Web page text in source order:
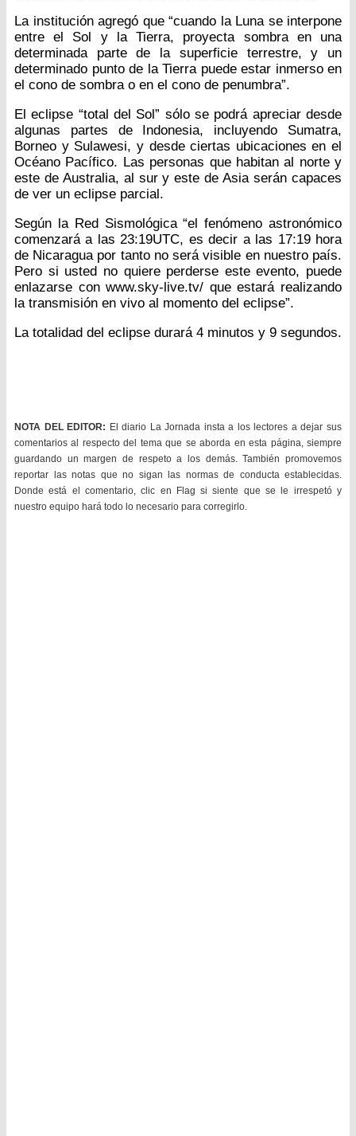
La institución agregó que “cuando la Luna se interpone
entre el Sol y la Tierra, proyecta sombra en una
determinada parte de la superficie terrestre, y un
determinado punto de la Tierra puede estar inmerso en
el cono de sombra o en el cono de penumbra”.
El eclipse “total del Sol” sólo se podrá apreciar desde
algunas partes de Indonesia, incluyendo Sumatra,
Borneo y Sulawesi, y desde ciertas ubicaciones en el
Océano Pacífico. Las personas que habitan al norte y
este de Australia, al sur y este de Asia serán capaces
de ver un eclipse parcial.
Según la Red Sismológica “el fenómeno astronómico
comenzará a las 23:19UTC, es decir a las 17:19 hora
de Nicaragua por tanto no será visible en nuestro país.
Pero si usted no quiere perderse este evento, puede
enlazarse con www.sky-live.tv/ que estará realizando
la transmisión en vivo al momento del eclipse”.
La totalidad del eclipse durará 4 minutos y 9 segundos.
NOTA DEL EDITOR: El diario La Jornada insta a los lectores a dejar sus
comentarios al respecto del tema que se aborda en esta página, siempre
guardando un margen de respeto a los demás. También promovemos
reportar las notas que no sigan las normas de conducta establecidas.
Donde está el comentario, clic en Flag si siente que se le irrespetó y
nuestro equipo hará todo lo necesario para corregirlo.